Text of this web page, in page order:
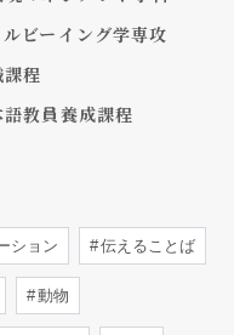
ルビーイング学専攻
程
語教員養成課程
ション 伝えることば
動物